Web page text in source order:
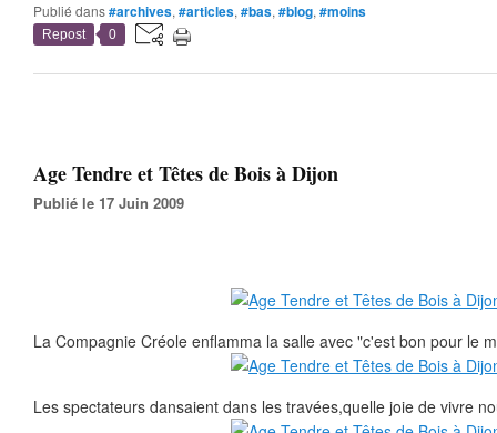
Publié dans#archives, #articles, #bas, #blog, #moins
Repost 0
Age Tendre et Têtes de Bois à Dijon
Publié le 17 Juin 2009
La Compagnie Créole enflamma la salle avec "c'est bon pour le
Les spectateurs dansaient dans les travées,quelle joie de vivre